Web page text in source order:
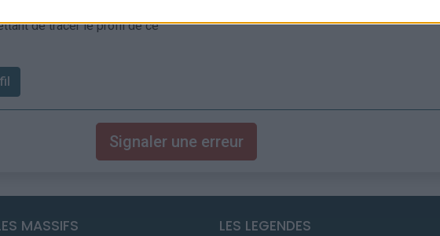
de tracer le profil de ce
Signaler une erreur
MASSIFS LES LEGENDES